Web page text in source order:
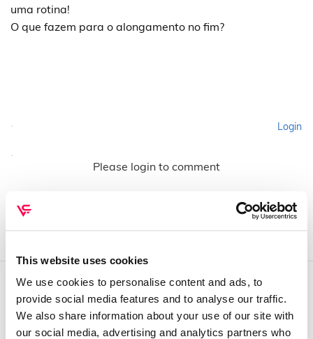
This website uses cookies
We use cookies to personalise content and ads, to
provide social media features and to analyse our traffic.
We also share information about your use of our site with
our social media, advertising and analytics partners who
uma rotina!
O que fazem para o alongamento no fim?
Login
Please login to comment
QUEM SOMOS
Sobre mim